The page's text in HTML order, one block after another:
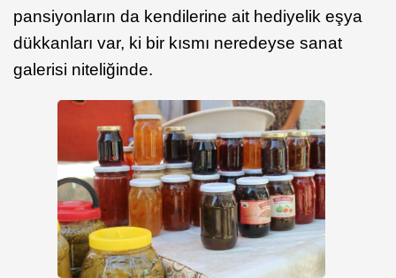
pansiyonların da kendilerine ait hediyelik eşya
dükkanları var, ki bir kısmı neredeyse sanat
galerisi niteliğinde.